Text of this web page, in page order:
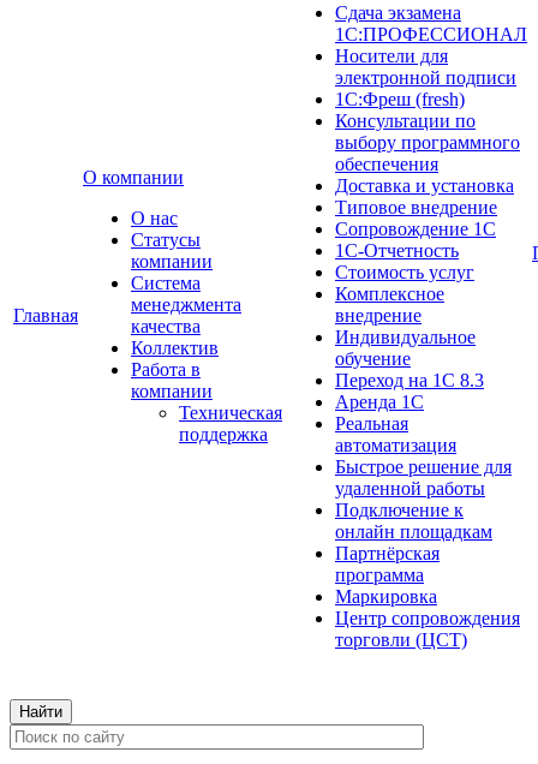
Главная
О компании
О нас
Cтатусы
компании
Система
менеджмента
качества
Коллектив
Работа в
компании
Техническая
поддержка
Сдача экзамена
1С:ПРОФЕССИОНАЛ
Носители для
электронной подписи
1С:Фреш (fresh)
Консультации по
выбору программного
обеспечения
Доставка и установка
Типовое внедрение
Сопровождение 1С
1С-Отчетность
Стоимость услуг
Комплексное
внедрение
Индивидуальное
обучение
Переход на 1С 8.3
Аренда 1С
Реальная
автоматизация
Быстрое решение для
удаленной работы
Подключение к
онлайн площадкам
Партнёрская
программа
Маркировка
Центр сопровождения
торговли (ЦСТ)